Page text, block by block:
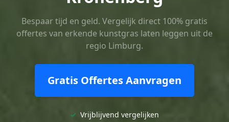
Bespaar tijd en geld. Vergelijk direct 100% gratis
offertes van erkende kunstgras laten leggen uit de
regio Limburg.
Gratis Offertes Aanvragen
✓ Vrijblijvend vergelijken